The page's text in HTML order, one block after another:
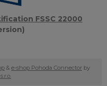
FSSC 22000
& e-shop Pohoda Connector by